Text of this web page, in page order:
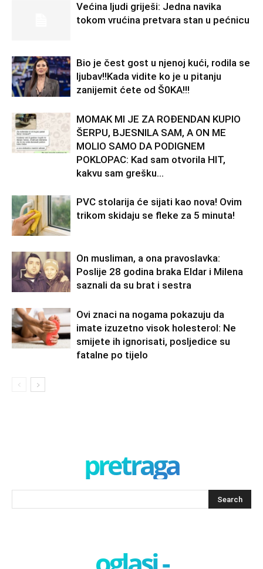
Većina ljudi griješi: Jedna navika
tokom vrućina pretvara stan u pećnicu
Bio je čest gost u njenoj kući, rodila se
ljubav!!Kada vidite ko je u pitanju
zanijemit ćete od Š0KA!!!
MOMAK MI JE ZA ROĐENDAN KUPIO
ŠERPU, BJESNILA SAM, A ON ME
MOLIO SAMO DA PODIGNEM
POKLOPAC: Kad sam otvorila HIT,
kakvu sam grešku...
PVC stolarija će sijati kao nova! Ovim
trikom skidaju se fleke za 5 minuta!
On musliman, a ona pravoslavka:
Poslije 28 godina braka Eldar i Milena
saznali da su brat i sestra
Ovi znaci na nogama pokazuju da
imate izuzetno visok holesterol: Ne
smijete ih ignorisati, posljedice su
fatalne po tijelo
pretraga